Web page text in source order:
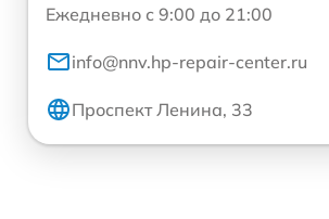
Ежедневно с 9:00 до 21:00
info@nnv.hp-repair-center.ru
Проспект Ленина, 33